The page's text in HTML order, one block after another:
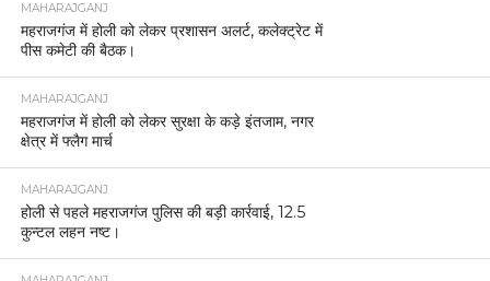
MAHARAJGANJ
महराजगंज में होली को लेकर प्रशासन अलर्ट, कलेक्ट्रेट में
पीस कमेटी की बैठक।
MAHARAJGANJ
महराजगंज में होली को लेकर सुरक्षा के कड़े इंतजाम, नगर
क्षेत्र में फ्लैग मार्च
MAHARAJGANJ
होली से पहले महराजगंज पुलिस की बड़ी कार्रवाई, 12.5
कुन्टल लहन नष्ट।